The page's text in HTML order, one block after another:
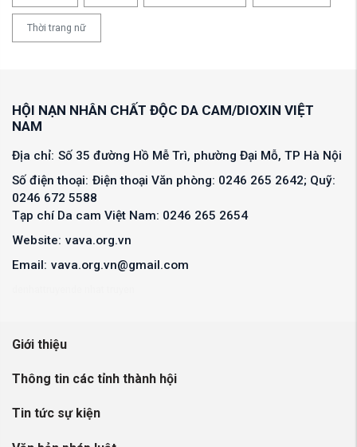
Thời trang nữ
HỘI NẠN NHÂN CHẤT ĐỘC DA CAM/DIOXIN VIỆT
NAM
Địa chỉ: Số 35 đường Hồ Mễ Trì, phường Đại Mỗ, TP Hà Nội
Số điện thoại: Điện thoại Văn phòng: 0246 265 2642; Quỹ:
0246 672 5588
Tạp chí Da cam Việt Nam: 0246 265 2654
Website: vava.org.vn
Email: vava.org.vn@gmail.com
Giới thiệu
Thông tin các tỉnh thành hội
Tin tức sự kiện